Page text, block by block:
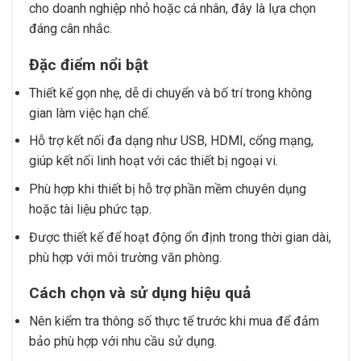
cho doanh nghiệp nhỏ hoặc cá nhân, đây là lựa chọn
đáng cân nhắc.
Đặc điểm nổi bật
Thiết kế gọn nhẹ, dễ di chuyển và bố trí trong không
gian làm việc hạn chế.
Hỗ trợ kết nối đa dạng như USB, HDMI, cổng mạng,
giúp kết nối linh hoạt với các thiết bị ngoại vi.
Phù hợp khi thiết bị hỗ trợ phần mềm chuyên dụng
hoặc tài liệu phức tạp.
Được thiết kế để hoạt động ổn định trong thời gian dài,
phù hợp với môi trường văn phòng.
Cách chọn và sử dụng hiệu quả
Nên kiểm tra thông số thực tế trước khi mua để đảm
bảo phù hợp với nhu cầu sử dụng.